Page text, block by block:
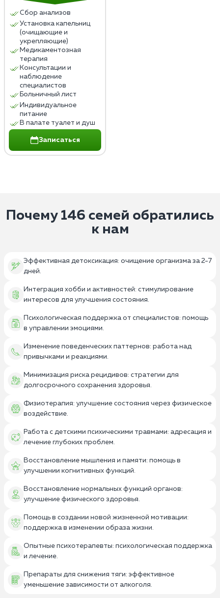
Сбор анализов
Установка капельниц
(очищающие и
укрепляющие)
Медикаментозная
терапия
Консультации и
наблюдение
специалистов
Больничный лист
Индивидуальное
питание
В палате туалет и душ
Записаться
Почему 146 семей обратились
к нам
Эффективная детоксикация: очищение организма за 2-7
дней.
Интеграция хобби и активностей: стимулирование
интересов для улучшения состояния.
Психологическая поддержка от специалистов: помощь
в управлении эмоциями.
Изменение поведенческих паттернов: работа над
привычками и реакциями.
Минимизация риска рецидивов: стратегии для
долгосрочного сохранения здоровья.
Физиотерапия: улучшение состояния через физическое
воздействие.
Работа с детскими психическими травмами: адресация и
лечение глубоких проблем.
Восстановление мышления и памяти: помощь в
улучшении когнитивных функций.
Восстановление нормальных функций органов:
улучшение физического здоровья.
Помощь в создании новой жизненной мотивации:
поддержка в изменении образа жизни.
Опытные психотерапевты: психологическая поддержка
и лечение.
Препараты для снижения тяги: эффективное
уменьшение зависимости от алкоголя.